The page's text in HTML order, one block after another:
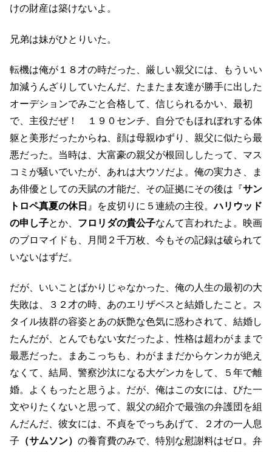
けの財産は築けないよ。
兄弟は妹がひとりいた。
転機は俺が１８才の時だった、厳しい親父には、もういい
加減うんざりしていたんだ、たまたま友達が勝手に出した
オーデションでみごと合格して、信じられるかい、最初
で、主役だぜ！ １９０センチ、自分でもほれぼれする体
躯と美形だったからね、顔は母親ゆずり、親父に似たら最
悪だった。当時は、大富豪の親父が根回ししたって、マス
コミが騒いでいたが、あれは大ウソだよ。俺の実力さ、ま
あ俳優としての天賦の才能だ、その証拠にその後は『サン
トロペ真夏の休日 』を皮切りに５連続の主役。ハリウッド
の申し子とか、 フロリダの貴公子なんて言われたよ。映画
のブロマイドも、月間２千万枚、今もその記録は破られて
いないはずだ。
だが、いいことばかりじゃなかった、俺の人生の最初の大
失敗は、３２才の時、あのエリザベスと結婚したこと。ス
タイル抜群の容姿とあの妖艶な色気に惑わされて、結婚し
たんだが、とんでもない女だったよ、性格は超わがままで
最悪だった。まあこっちも、わがままだからケンカが絶え
なくて、結局、警察沙汰になる大ゲンカをして、５年で離
婚。よくもったと思うよ。だが、俺はこの女には、びた一
文やりたくないと思って、親父の紹介で最強の弁護団を組
んだんだ、彼女には、不貞をでっちあげて、２才の一人息
子 （サムソン） の養育費のみで、特別な慰謝料はゼロ。弁